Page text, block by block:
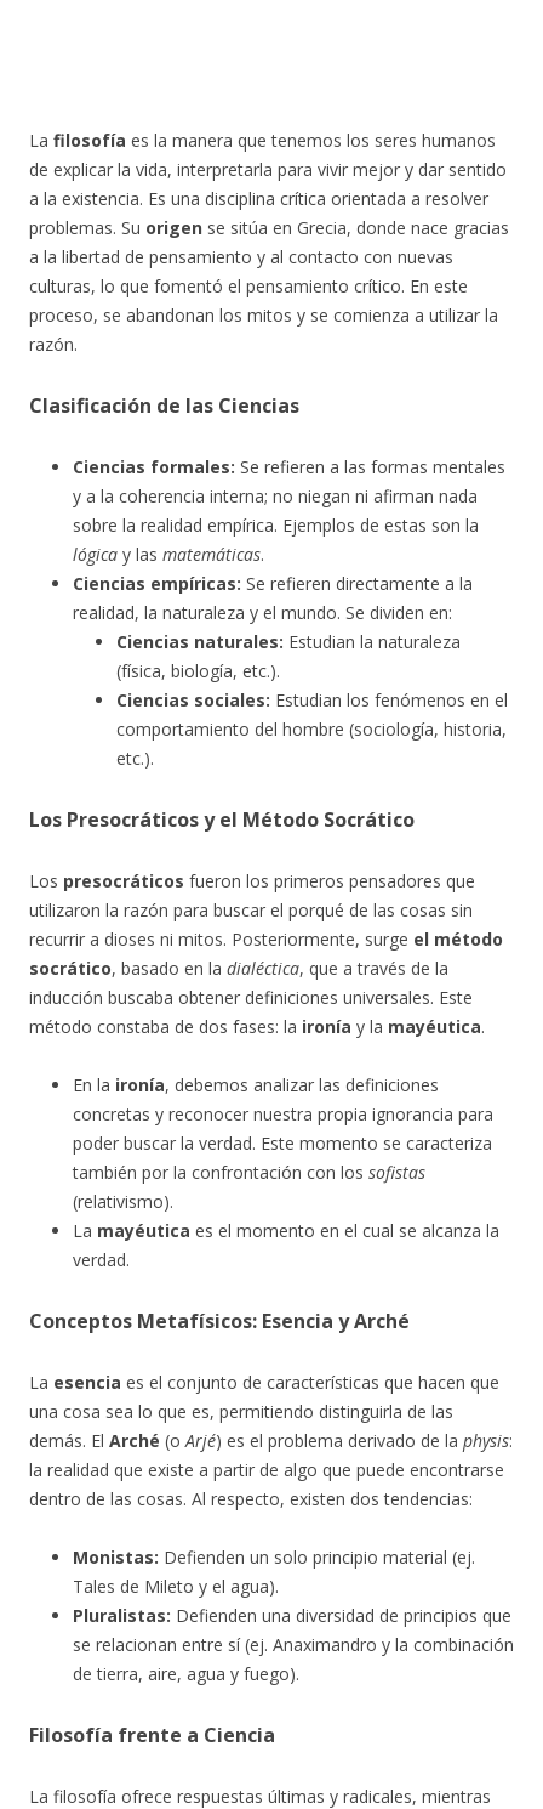
La filosofía es la manera que tenemos los seres humanos
de explicar la vida, interpretarla para vivir mejor y dar sentido
a la existencia. Es una disciplina crítica orientada a resolver
problemas. Su origen se sitúa en Grecia, donde nace gracias
a la libertad de pensamiento y al contacto con nuevas
culturas, lo que fomentó el pensamiento crítico. En este
proceso, se abandonan los mitos y se comienza a utilizar la
razón.
Clasificación de las Ciencias
Ciencias formales: Se refieren a las formas mentales
y a la coherencia interna; no niegan ni afirman nada
sobre la realidad empírica. Ejemplos de estas son la
lógica y las matemáticas.
Ciencias empíricas: Se refieren directamente a la
realidad, la naturaleza y el mundo. Se dividen en:
Ciencias naturales: Estudian la naturaleza
(física, biología, etc.).
Ciencias sociales: Estudian los fenómenos en el
comportamiento del hombre (sociología, historia,
etc.).
Los Presocráticos y el Método Socrático
Los presocráticos fueron los primeros pensadores que
utilizaron la razón para buscar el porqué de las cosas sin
recurrir a dioses ni mitos. Posteriormente, surge el método
socrático, basado en la dialéctica, que a través de la
inducción buscaba obtener definiciones universales. Este
método constaba de dos fases: la ironía y la mayéutica.
En la ironía, debemos analizar las definiciones
concretas y reconocer nuestra propia ignorancia para
poder buscar la verdad. Este momento se caracteriza
también por la confrontación con los sofistas
(relativismo).
La mayéutica es el momento en el cual se alcanza la
verdad.
Conceptos Metafísicos: Esencia y Arché
La esencia es el conjunto de características que hacen que
una cosa sea lo que es, permitiendo distinguirla de las
demás. El Arché (oArjé) es el problema derivado de la physis:
la realidad que existe a partir de algo que puede encontrarse
dentro de las cosas. Al respecto, existen dos tendencias:
Monistas: Defienden un solo principio material (ej.
Tales de Mileto y el agua).
Pluralistas: Defienden una diversidad de principios que
se relacionan entre sí (ej. Anaximandro y la combinación
de tierra, aire, agua y fuego).
Filosofía frente a Ciencia
La filosofía ofrece respuestas últimas y radicales, mientras